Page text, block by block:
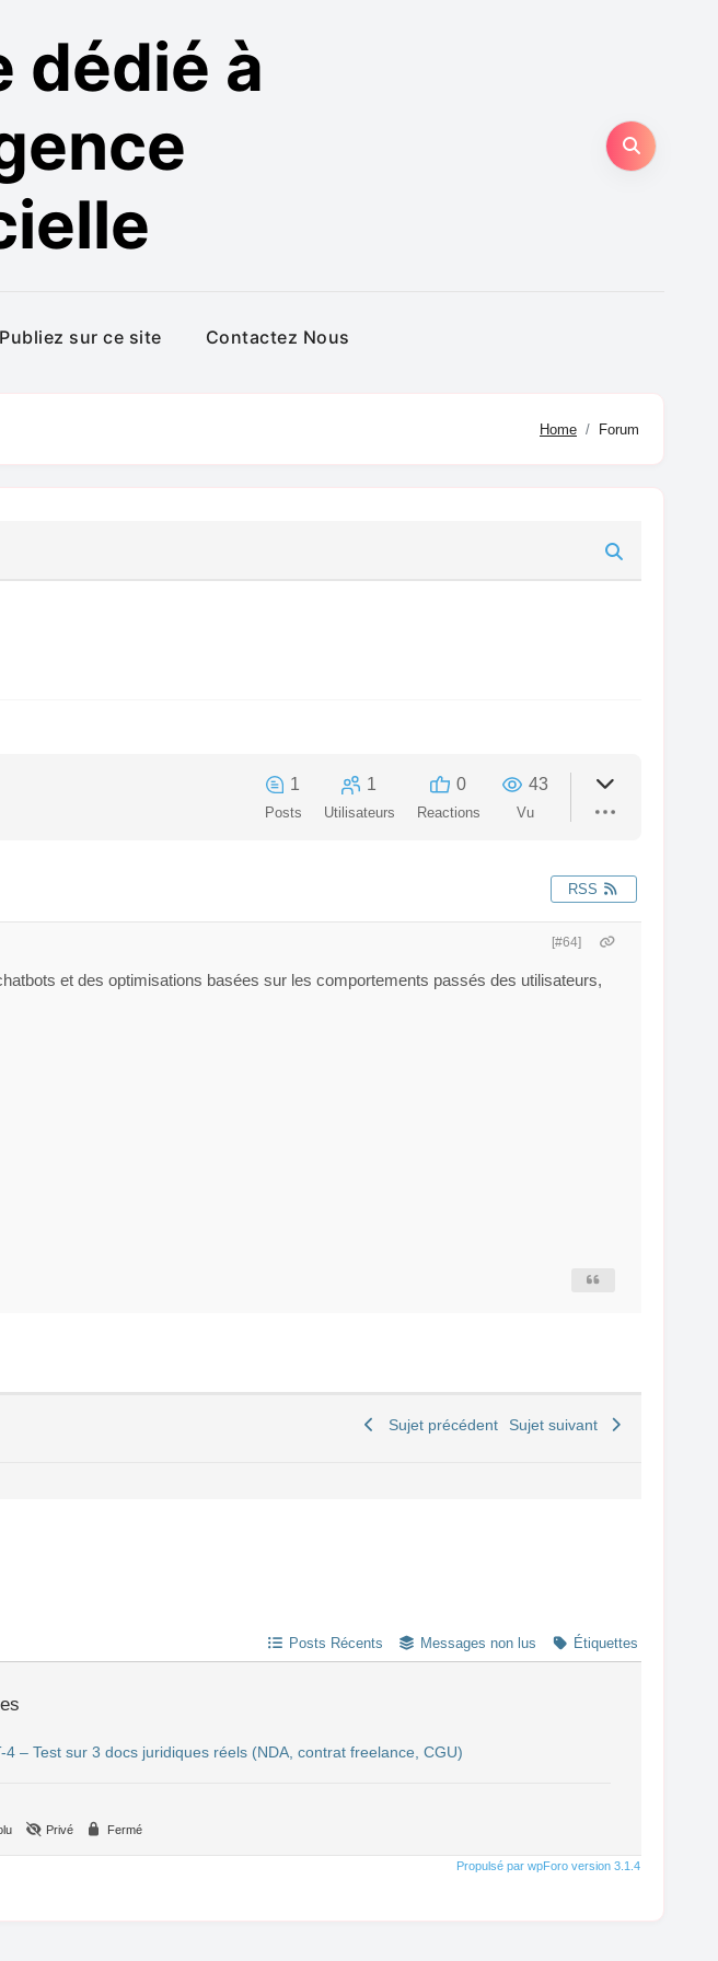
dédié à
Publiez sur ce site Contactez Nous
Home Forum
1
Posts
1
Utilisateurs
0
Reactions
43
Vu
RSS
[#64]
et des optimisations basées sur les comportements passés des utilisateurs,
Sujet précédent Sujet suivant
Posts Récents Messages non lus Étiquettes
– Test sur 3 docs juridiques réels (NDA, contrat freelance, CGU)
Privé Fermé
Propulsé par wpForo version 3.1.4